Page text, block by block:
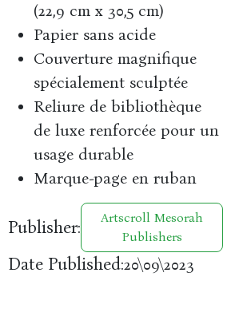
(22,9 cm x 30,5 cm)
Papier sans acide
Couverture magnifique
spécialement sculptée
Reliure de bibliothèque
de luxe renforcée pour un
usage durable
Marque-page en ruban
Publisher:
Artscroll Mesorah
Publishers
Date Published:20\09\2023